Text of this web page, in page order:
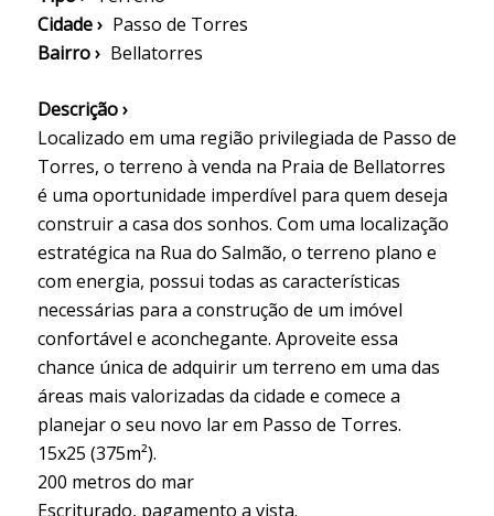
Cidade › Passo de Torres
Bairro › Bellatorres
Descrição ›
Localizado em uma região privilegiada de Passo de
Torres, o terreno à venda na Praia de Bellatorres
é uma oportunidade imperdível para quem deseja
construir a casa dos sonhos. Com uma localização
estratégica na Rua do Salmão, o terreno plano e
com energia, possui todas as características
necessárias para a construção de um imóvel
confortável e aconchegante. Aproveite essa
chance única de adquirir um terreno em uma das
áreas mais valorizadas da cidade e comece a
planejar o seu novo lar em Passo de Torres.
15x25 (375m²).
200 metros do mar
Escriturado, pagamento a vista.